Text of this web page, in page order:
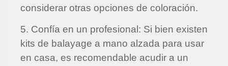
considerar otras opciones de coloración.
5. Confía en un profesional: Si bien existen
kits de balayage a mano alzada para usar
en casa, es recomendable acudir a un